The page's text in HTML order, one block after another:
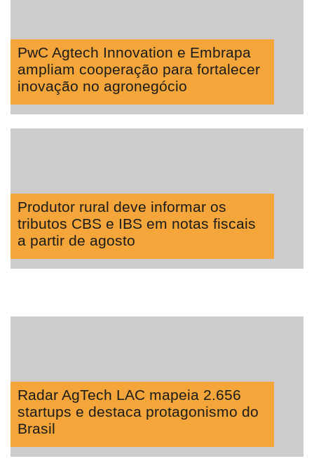
PwC Agtech Innovation e Embrapa
ampliam cooperação para fortalecer
inovação no agronegócio
Produtor rural deve informar os
tributos CBS e IBS em notas fiscais
a partir de agosto
Radar AgTech LAC mapeia 2.656
startups e destaca protagonismo do
Brasil